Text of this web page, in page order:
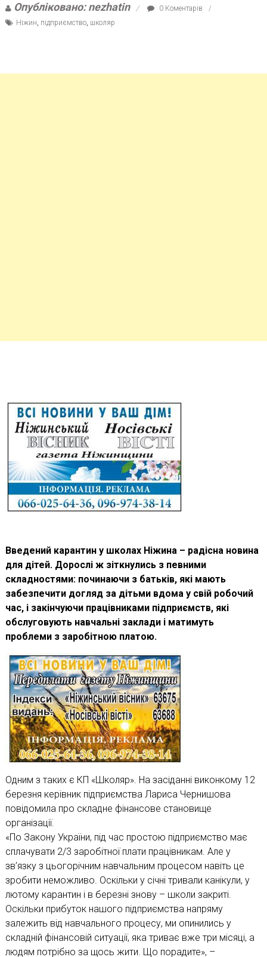
Опубліковано: nezhatin
0 Коментарів
Ніжин, підприємство, школяр
Введений карантин у школах Ніжина – радісна новина
для дітей. Дорослі ж зіткнулись з певними
складностями: починаючи з батьків, які мають
забезпечити догляд за дітьми вдома у свій робочий
час, і закінчуючи працівниками підприємств, які
обслуговують навчальні заклади іматимуть
проблеми з заробітною платою.
Одним з таких є КП «Школяр». На засіданні виконкому 12
березня керівник підприємства Лариса Чернишова
повідомила про складне фінансове становище
організації.
«По Закону України, під час простою підприємство має
сплачувати 2/3 заробітної плати працівникам. Але у
зв’язку з цьогорічним навчальним процесом навіть це
зробити неможливо. Оскільки у січні тривали канікули, у
лютому карантин і в березні знову – школи закриті.
Оскільки прибуток нашого підприємства напряму
залежить від навчального процесу, ми опинились у
складній фінансовій ситуації, яка триває вже три місяці, а
людям потрібно за щось жити. Що порадите», –